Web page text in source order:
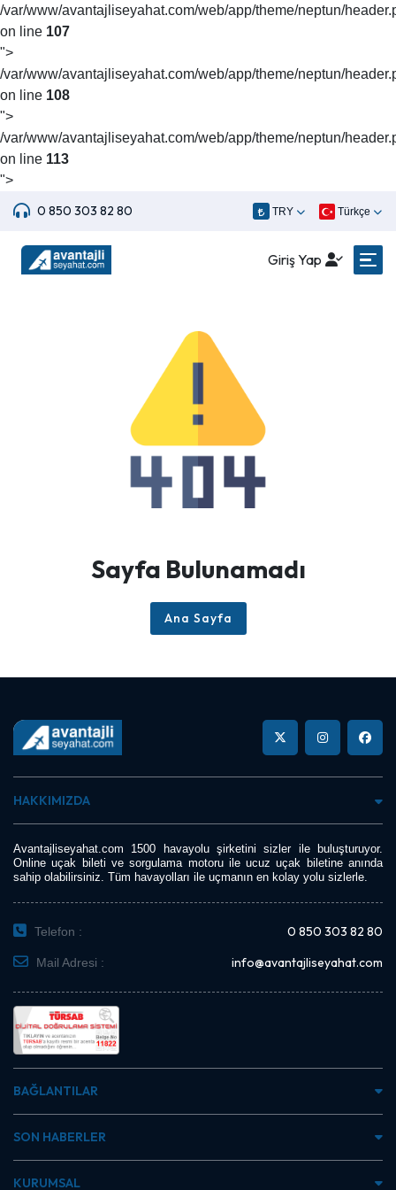
/var/www/avantajliseyahat.com/web/app/theme/neptun/
on line 107
">
/var/www/avantajliseyahat.com/web/app/theme/neptun/
on line 108
">
/var/www/avantajliseyahat.com/web/app/theme/neptun/
on line 113
">
0 850 303 82 80 TRY Türkçe
Giriş Yap
Sayfa Bulunamadı
Ana Sayfa
HAKKIMIZDA
Avantajliseyahat.com 1500 havayolu şirketini sizler ile buluşturuyor.
Online uçak bileti ve sorgulama motoru ile ucuz uçak biletine anında
sahip olabilirsiniz. Tüm havayolları ile uçmanın en kolay yolu sizlerle.
Telefon : 0 850 303 82 80
Mail Adresi : info@avantajliseyahat.com
BAĞLANTILAR
SON HABERLER
KURUMSAL